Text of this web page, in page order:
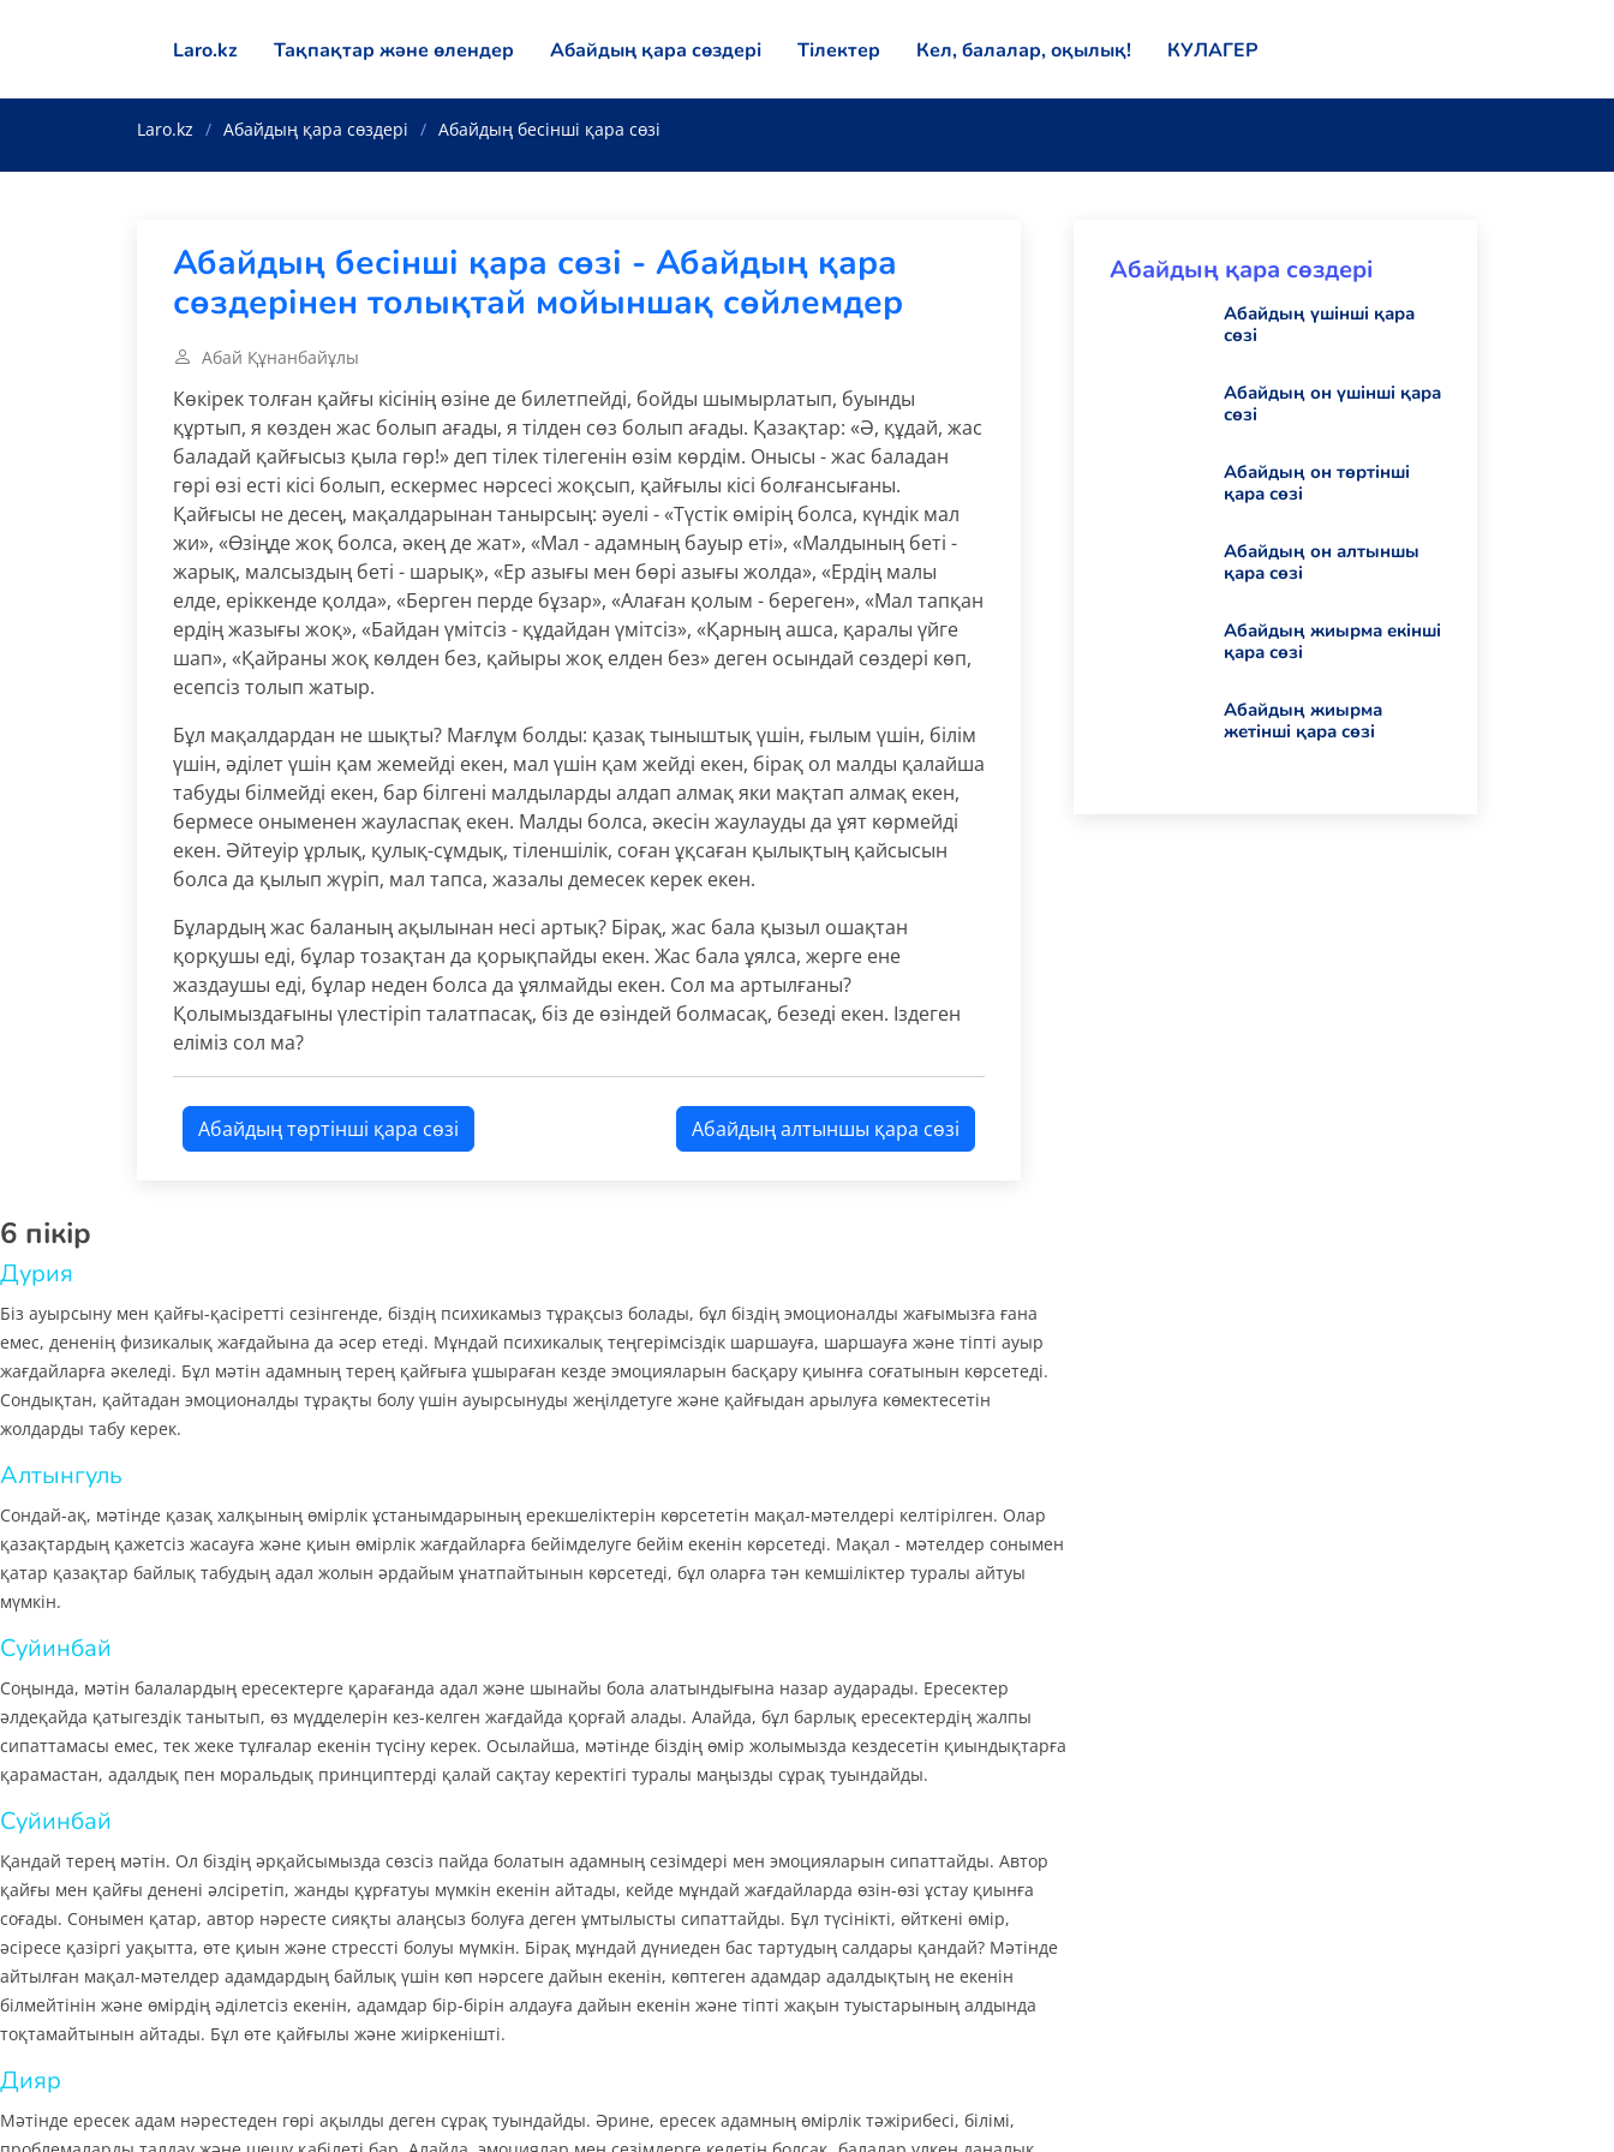
Laro.kz Тақпақтар және өлендер Абайдың қара сөздері Тілектер Кел, балалар, оқылық! КУЛАГЕР
Laro.kz Абайдың қара сөздері Абайдың бесінші қара сөзі
Абайдың бесінші қара сөзі - Абайдың қара
сөздерінен толықтай мойыншақ сөйлемдер
Абай Құнанбайұлы
Көкірек толған қайғы кісінің өзіне де билетпейді, бойды шымырлатып, буынды
құртып, я көзден жас болып ағады, я тілден сөз болып ағады. Қазақтар: «Ә, құдай, жас
баладай қайғысыз қыла гөр!» деп тілек тілегенін өзім көрдім. Онысы - жас баладан
гөрі өзі есті кісі болып, ескермес нәрсесі жоқсып, қайғылы кісі болғансығаны.
Қайғысы не десең, мақалдарынан танырсың: әуелі - «Түстік өмірің болса, күндік мал
жи», «Өзіңде жоқ болса, әкең де жат», «Мал - адамның бауыр еті», «Малдының беті -
жарық, малсыздың беті - шарық», «Ер азығы мен бөрі азығы жолда», «Ердің малы
елде, еріккенде қолда», «Берген перде бұзар», «Алаған қолым - береген», «Мал тапқан
ердің жазығы жоқ», «Байдан үмітсіз - құдайдан үмітсіз», «Қарның ашса, қаралы үйге
шап», «Қайраны жоқ көлден без, қайыры жоқ елден без» деген осындай сөздері көп,
есепсіз толып жатыр.
Бұл мақалдардан не шықты? Мағлұм болды: қазақ тыныштық үшін, ғылым үшін, білім
үшін, әділет үшін қам жемейді екен, мал үшін қам жейді екен, бірақ ол малды қалайша
табуды білмейді екен, бар білгені малдыларды алдап алмақ яки мақтап алмақ екен,
бермесе оныменен жауласпақ екен. Малды болса, әкесін жаулауды да ұят көрмейді
екен. Әйтеуір ұрлық, қулық-сұмдық, тіленшілік, соған ұқсаған қылықтың қайсысын
болса да қылып жүріп, мал тапса, жазалы демесек керек екен.
Бұлардың жас баланың ақылынан несі артық? Бірақ, жас бала қызыл ошақтан
қорқушы еді, бұлар тозақтан да қорықпайды екен. Жас бала ұялса, жерге ене
жаздаушы еді, бұлар неден болса да ұялмайды екен. Сол ма артылғаны?
Қолымыздағыны үлестіріп талатпасақ, біз де өзіндей болмасақ, безеді екен. Іздеген
еліміз сол ма?
Абайдың төртінші қара сөзі Абайдың алтыншы қара сөзі
Абайдың қара сөздері
Абайдың үшінші қара
сөзі
Абайдың он үшінші қара
сөзі
Абайдың он төртінші
қара сөзі
Абайдың он алтыншы
қара сөзі
Абайдың жиырма екінші
қара сөзі
Абайдың жиырма
жетінші қара сөзі
6 пікір
Дурия
Біз ауырсыну мен қайғы-қасіретті сезінгенде, біздің психикамыз тұрақсыз болады, бұл біздің эмоционалды жағымызға ғана
емес, дененің физикалық жағдайына да әсер етеді. Мұндай психикалық теңгерімсіздік шаршауға, шаршауға және тіпті ауыр
жағдайларға әкеледі. Бұл мәтін адамның терең қайғыға ұшыраған кезде эмоцияларын басқару қиынға соғатынын көрсетеді.
Сондықтан, қайтадан эмоционалды тұрақты болу үшін ауырсынуды жеңілдетуге және қайғыдан арылуға көмектесетін
жолдарды табу керек.
Алтынгуль
Сондай-ақ, мәтінде қазақ халқының өмірлік ұстанымдарының ерекшеліктерін көрсететін мақал-мәтелдері келтірілген. Олар
қазақтардың қажетсіз жасауға және қиын өмірлік жағдайларға бейімделуге бейім екенін көрсетеді. Мақал - мәтелдер сонымен
қатар қазақтар байлық табудың адал жолын әрдайым ұнатпайтынын көрсетеді, бұл оларға тән кемшіліктер туралы айтуы
мүмкін.
Суйинбай
Соңында, мәтін балалардың ересектерге қарағанда адал және шынайы бола алатындығына назар аударады. Ересектер
әлдеқайда қатыгездік танытып, өз мүдделерін кез-келген жағдайда қорғай алады. Алайда, бұл барлық ересектердің жалпы
сипаттамасы емес, тек жеке тұлғалар екенін түсіну керек. Осылайша, мәтінде біздің өмір жолымызда кездесетін қиындықтарға
қарамастан, адалдық пен моральдық принциптерді қалай сақтау керектігі туралы маңызды сұрақ туындайды.
Суйинбай
Қандай терең мәтін. Ол біздің әрқайсымызда сөзсіз пайда болатын адамның сезімдері мен эмоцияларын сипаттайды. Автор
қайғы мен қайғы денені әлсіретіп, жанды құрғатуы мүмкін екенін айтады, кейде мұндай жағдайларда өзін-өзі ұстау қиынға
соғады. Сонымен қатар, автор нәресте сияқты алаңсыз болуға деген ұмтылысты сипаттайды. Бұл түсінікті, өйткені өмір,
әсіресе қазіргі уақытта, өте қиын және стрессті болуы мүмкін. Бірақ мұндай дүниеден бас тартудың салдары қандай? Мәтінде
айтылған мақал-мәтелдер адамдардың байлық үшін көп нәрсеге дайын екенін, көптеген адамдар адалдықтың не екенін
білмейтінін және өмірдің әділетсіз екенін, адамдар бір-бірін алдауға дайын екенін және тіпті жақын туыстарының алдында
тоқтамайтынын айтады. Бұл өте қайғылы және жиіркенішті.
Дияр
Мәтінде ересек адам нәрестеден гөрі ақылды деген сұрақ туындайды. Әрине, ересек адамның өмірлік тәжірибесі, білімі,